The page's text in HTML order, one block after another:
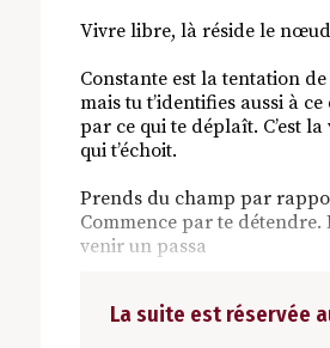
Vivre libre, là réside le
Constante est la tentation
mais tu t’identifies aussi à
par ce qui te déplaît. C’est
qui t’échoit.
Prends du champ par
Commence par te détendre.
venir un passa
La suite est réservée